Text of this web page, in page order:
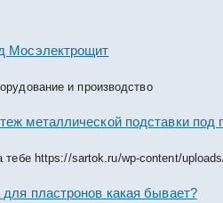
Мосэлектрощит
и производство
металлической подставки
тебе https://sartok.ru/wp-content/
пластронов какая бывает?